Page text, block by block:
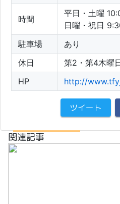
時間
平日・土曜
日曜・祝日
駐車場
あり
休日
第2・第4木曜
HP
http://
ツイート
関連記事